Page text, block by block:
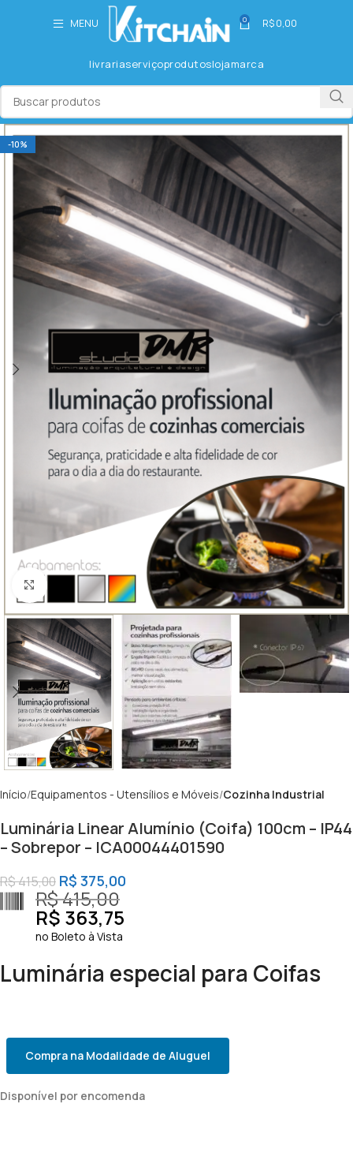
MENU 0 R$0,00
livrariaserviçoprodutoslojamarca
-10%
Clique para ampliar
Início Equipamentos - Utensílios e Móveis Cozinha Industrial
Luminária Linear Alumínio (Coifa) 100cm – IP44
– Sobrepor – ICA00044401590
R$415,00 R$ 375,00
R$415,00
R$ 363,75
no Boleto à Vista
Luminária especial para Coifas
Compra na Modalidade de Aluguel
Disponível por encomenda